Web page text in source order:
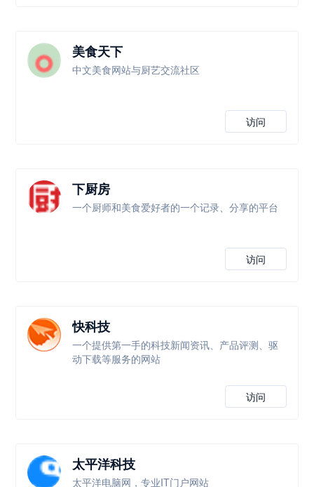
美食天下
中文美食网站与厨艺交流社区
访问
下厨房
一个厨师和美食爱好者的一个记录、分享的平台
访问
快科技
一个提供第一手的科技新闻资讯、产品评测、驱
动下载等服务的网站
访问
太平洋科技
太平洋电脑网，专业IT门户网站